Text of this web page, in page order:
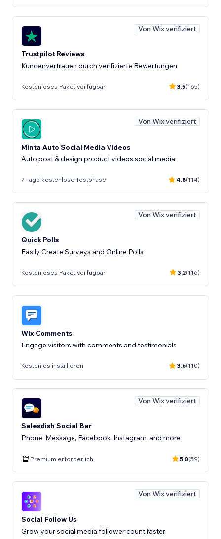
Von Wix verifiziert
Trustpilot Reviews
Kundenvertrauen durch verifizierte Bewertungen
Kostenloses Paket verfügbar 3.5(165)
Von Wix verifiziert
Minta Auto Social Media Videos
Auto post & design product videos social media
7 Tage kostenlose Testphase 4.8(114)
Von Wix verifiziert
Quick Polls
Easily Create Surveys and Online Polls
Kostenloses Paket verfügbar 3.2(116)
Wix Comments
Engage visitors with comments and testimonials
Kostenlos installieren 3.6(110)
Von Wix verifiziert
Salesdish Social Bar
Phone, Message, Facebook, Instagram, and more
Premium erforderlich 5.0(59)
Von Wix verifiziert
Social Follow Us
Grow your social media follower count faster